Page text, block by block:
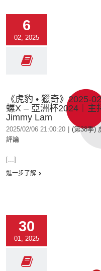
6
02, 2025
《虎豹 • 獵奇》2025-
螺X – 亞洲杯2024︱主
Jimmy Lam
2025/02/06 21:00:20 (第38季)
評論
[...]
進一步了解
30
01, 2025